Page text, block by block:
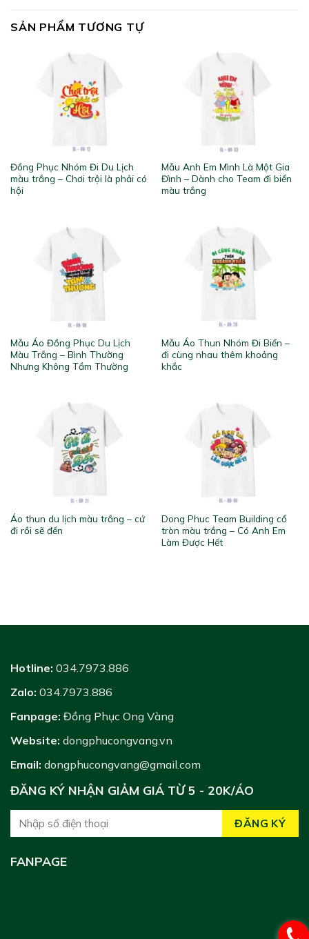
SẢN PHẨM TƯƠNG TỰ
Đồng Phục Nhóm Đi Du Lịch
màu trắng – Chơi trội là phải có
hội
Mẫu Anh Em Mình Là Một Gia
Đình – Dành cho Team đi biển
màu trắng
Mẫu Áo Đồng Phục Du Lịch
Màu Trắng – Bình Thường
Nhưng Không Tầm Thường
Mẫu Áo Thun Nhóm Đi Biển –
đi cùng nhau thêm khoảng
khắc
Áo thun du lịch màu trắng – cứ
đi rồi sẽ đến
Dong Phuc Team Building cổ
tròn màu trắng – Có Anh Em
Làm Được Hết
Hotline: 034.7973.886
Zalo: 034.7973.886
Fanpage: Đồng Phục Ong Vàng
Website: dongphucongvang.vn
Email: dongphucongvang@gmail.com
ĐĂNG KÝ NHẬN GIẢM GIÁ TỪ 5 - 20K/ÁO
FANPAGE